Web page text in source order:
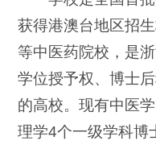
获得港澳台地区招
等中医药院校，是
学位授予权、博士
的高校。现有中医
理学4个一级学科博